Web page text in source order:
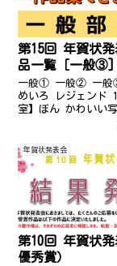
第15回 年賀状
品一覧［一般③]
一般① 一般② 一般
めいろ レジェンド
室】ぼん かわいい
れて良かったです。
ミング、画像】 2.
んるる 身近に撮り
の写真を巳の形に合
り...
年賀状発表会
第10回 年賀状
優秀賞）